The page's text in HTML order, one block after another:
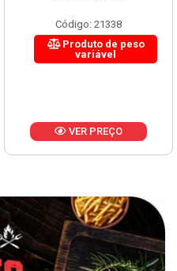
Código: 21338
Produto de peso
variável
VER PREÇO